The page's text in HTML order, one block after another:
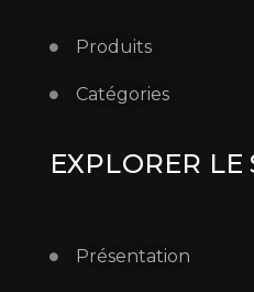
Produits
Catégories
EXPLORER LE
Présentation